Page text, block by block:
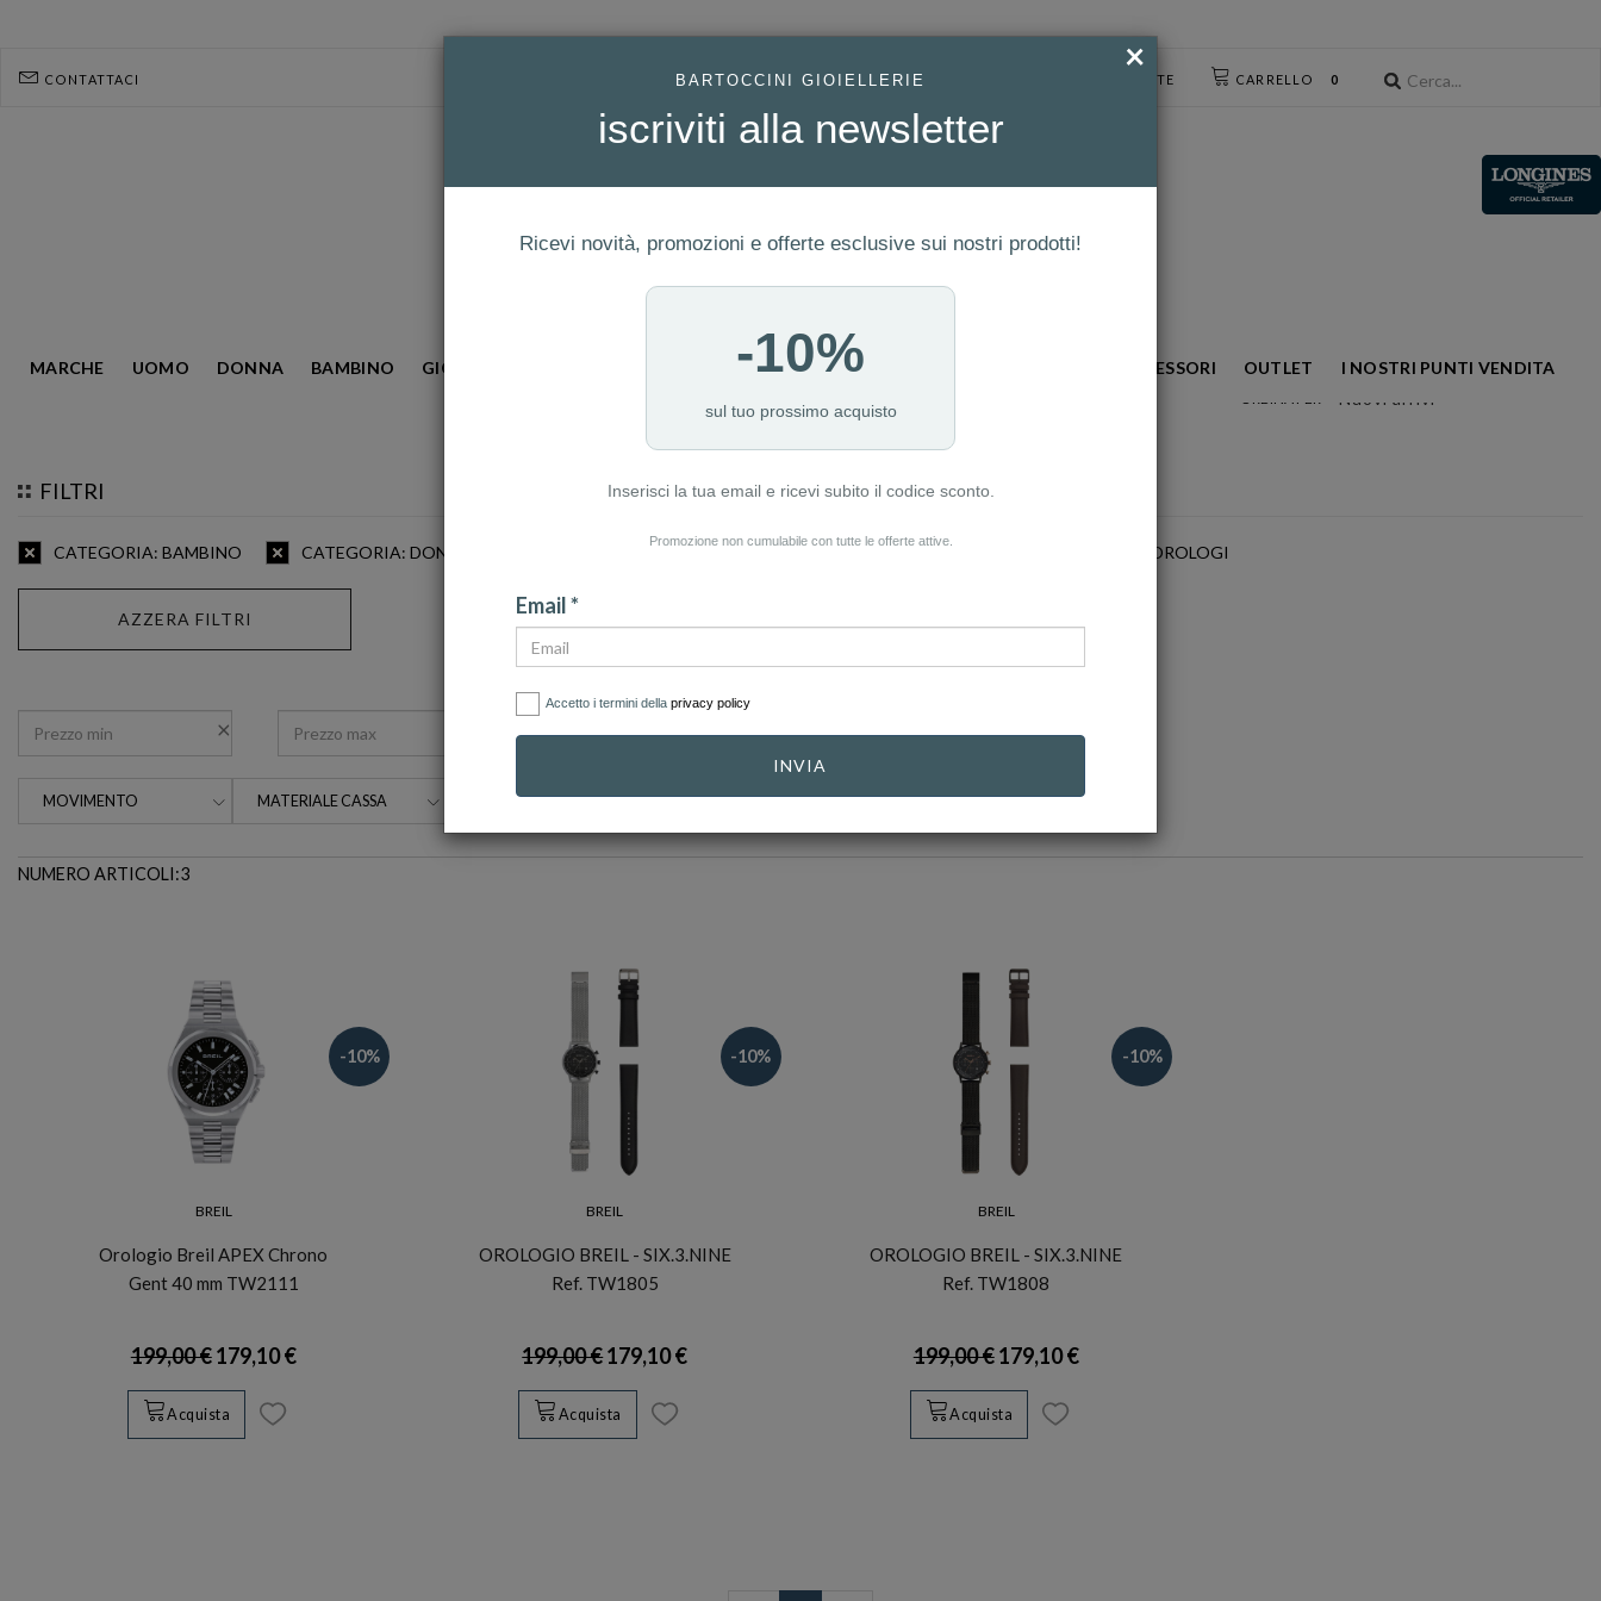
CARRELLO 0
ACCESSO UTENTE
CONTATTACI
MARCHE UOMO DONNA BAMBINO GIOIELLERIA GIOIELLI MODA OROLOGI ACCESSORI OUTLET I NOSTRI PUNTI VENDITA
HOMEPAGE
BREIL
ORDINA PER
Nuovi arrivi
FILTRI
CATEGORIA: BAMBINO CATEGORIA: DONNA CATEGORIA: SMARTWATCH CATEGORIA: UOMO CATEGORIA: OROLOGI
AZZERA FILTRI
CATEGORIE
MOVIMENTO MATERIALE CASSA
MATERIALE
NUMERO ARTICOLI:3
-10%
BREIL
Orologio Breil APEX Chrono
Gent 40 mm TW2111
199,00 €179,10 €
Acquista
-10%
BREIL
OROLOGIO BREIL - SIX.3.NINE
Ref. TW1805
199,00 €179,10 €
Acquista
-10%
BREIL
OROLOGIO BREIL - SIX.3.NINE
Ref. TW1808
199,00 €179,10 €
Acquista
×
BARTOCCINI GIOIELLERIE
iscriviti alla newsletter
Ricevi novità, promozioni e offerte esclusive sui nostri prodotti!
-10%
sul tuo prossimo acquisto
Inserisci la tua email e ricevi subito il codice sconto.
Promozione non cumulabile con tutte le offerte attive.
Email *
Accetto i termini della privacy policy
INVIA